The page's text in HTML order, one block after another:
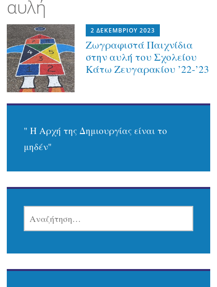
αυλή
2 ΔΕΚΕΜΒΡΊΟΥ 2023
Ζωγραφιστά Παιχνίδια
στην αυλή του Σχολείου
Κάτω Ζευγαρακίου ’22-’23
" Η Αρχή της Δημιουργίας είναι το
μηδέν"
ΓΙΑ: